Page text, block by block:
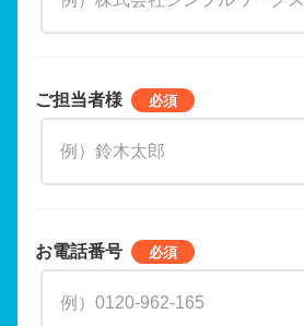
ご担当者様
お電話番号